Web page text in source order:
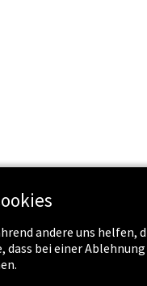
Service
andere uns
dass bei einer